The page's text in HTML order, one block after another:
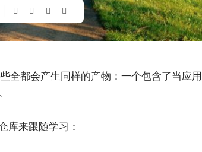
全都会产生同样的产物：一个包含了当应用
库来跟随学习：